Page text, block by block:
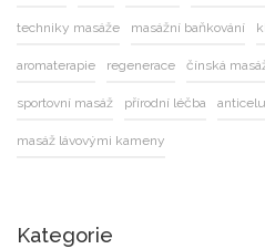
techniky masáže masážní baňkování
aromaterapie regenerace čínská
sportovní masáž přírodní léčba
masáž lávovými kameny
Kategorie